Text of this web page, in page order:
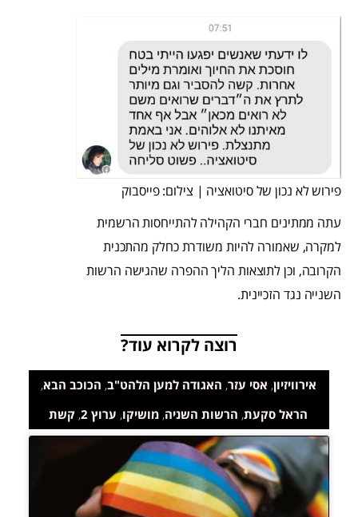
פירוש לא נכון של סיטואציה | צילום: פייסבוק
עתה ממתינים חברי הקהילה להתייחסות הרשמית
למקרה, שאמורה להיות משודרת כחלק מהתכנית
הקרובה, וכן לתוצאות הליך ההפרה שהגישה הרשות
השנייה נגד הזכיינית.
רוצה לקרוא עוד?
אירוויזיון, אסי עזר, האגודה למען הלהט"ב, הכוכב הבא,
הראל סקעת, הרשות השניה, מושיקו, ערוץ 2 , קשת